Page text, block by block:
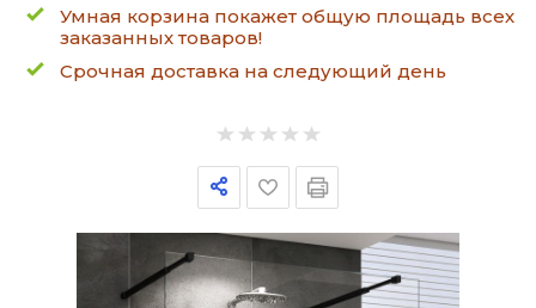
Умная корзина покажет общую площадь всех
заказанных товаров!
Срочная доставка на следующий день